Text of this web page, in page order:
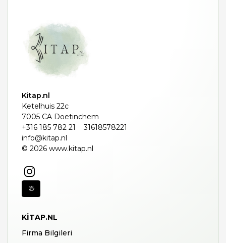
Kitap.nl
Ketelhuis 22c
7005 CA Doetinchem
+316 185 782 21
31618578221
info@kitap.nl
© 2026 www.kitap.nl
KITAP.NL
Firma Bilgileri